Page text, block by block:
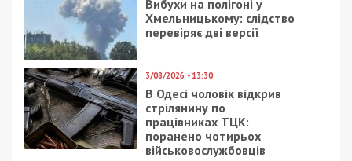
Приєднатися
Читайте також